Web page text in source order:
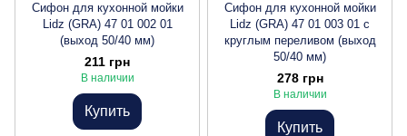
Сифон для кухонной мойки
Lidz (GRA) 47 01 002 01
(выход 50/40 мм)
211 грн
В наличии
Купить
Сифон для кухонной мойки
Lidz (GRA) 47 01 003 01 с
круглым переливом (выход
50/40 мм)
278 грн
В наличии
Купить